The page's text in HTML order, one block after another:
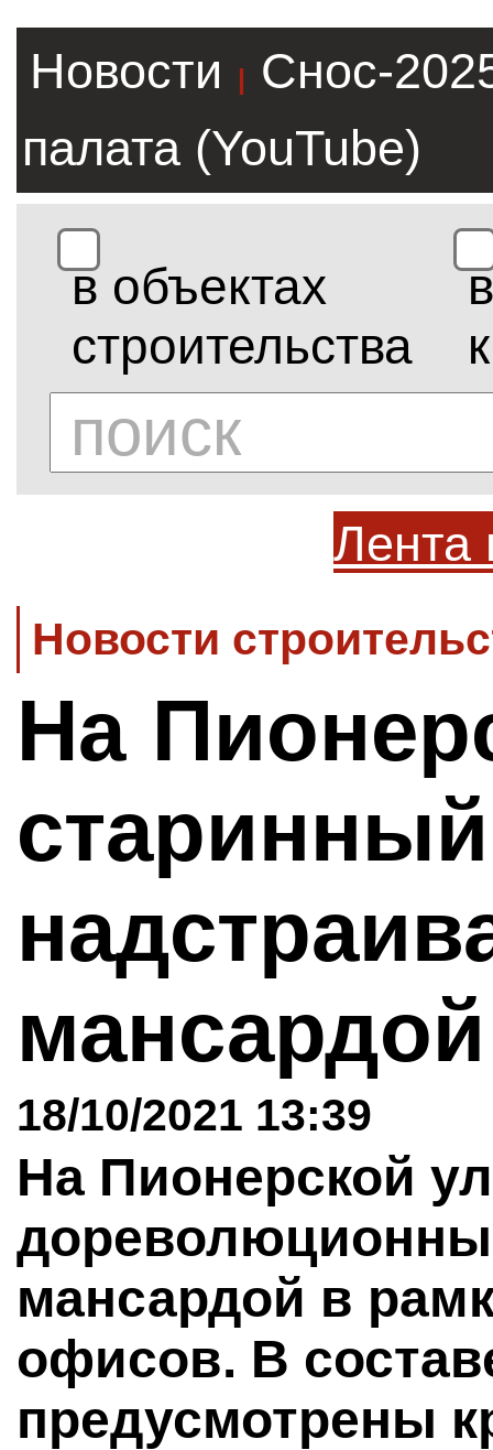
Новости |
Снос-
палата (YouTube)
в объектах
строительства
в
Лента
Новости
На
18/10/2021 13:39
На Пионерской
мансардой в
офисов. В
предусмотрены